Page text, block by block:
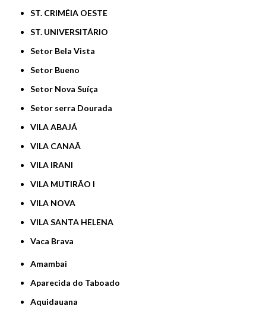
ST. CRIMÉIA OESTE
ST. UNIVERSITÁRIO
Setor Bela Vista
Setor Bueno
Setor Nova Suíça
Setor serra Dourada
VILA ABAJÁ
VILA CANAÃ
VILA IRANI
VILA MUTIRÃO I
VILA NOVA
VILA SANTA HELENA
Vaca Brava
Amambai
Aparecida do Taboado
Aquidauana